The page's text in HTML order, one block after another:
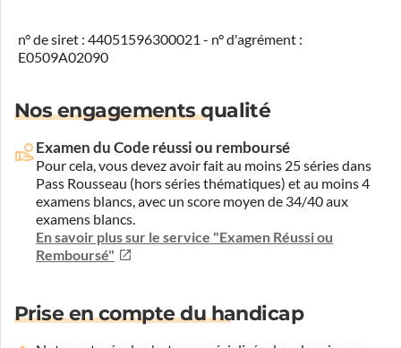
n° de siret : 44051596300021 - n° d'agrément :
E0509A02090
Nos engagements qualité
Examen du Code réussi ou remboursé
Pour cela, vous devez avoir fait au moins 25 séries dans
Pass Rousseau (hors séries thématiques) et au moins 4
examens blancs, avec un score moyen de 34/40 aux
examens blancs.
En savoir plus sur le service "Examen Réussi ou
Remboursé"
Prise en compte du handicap